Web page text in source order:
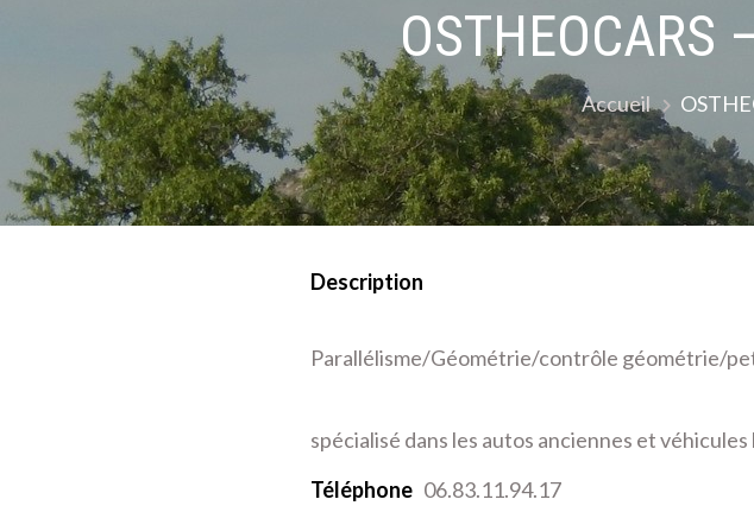
OSTHEOCARS
Accueil
Description
Parallélisme/Géométrie/contrôle géométrie/
spécialisé dans les autos anciennes et
Téléphone 06.83.11.94.17